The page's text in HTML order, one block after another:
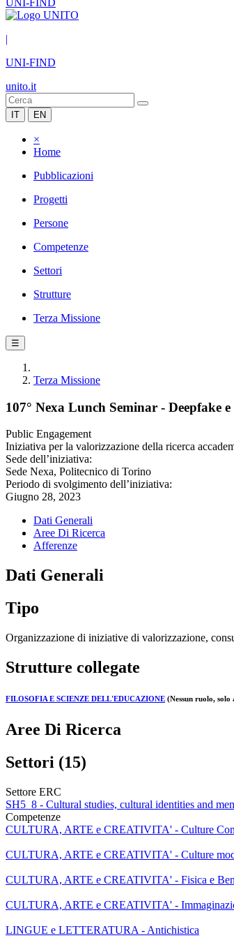
UNI-FIND
|
UNI-FIND
unito.it
IT EN
×
Home
Pubblicazioni
Progetti
Persone
Competenze
Settori
Strutture
Terza Missione
☰
Terza Missione
107° Nexa Lunch Seminar - Deepfake
Public Engagement
Iniziativa per la valorizzazione della ricerca
Sede dell’iniziativa:
Sede Nexa, Politecnico di Torino
Periodo di svolgimento dell’iniziativa:
Giugno 28, 2023
Dati Generali
Aree Di Ricerca
Afferenze
Dati Generali
Tipo
Organizzazione di iniziative di valorizzazione,
Strutture collegate
FILOSOFIA E SCIENZE DELL'EDUCAZIONE (Nessun ruolo, solo
Aree Di Ricerca
Settori (15)
Settore ERC
SH5_8 - Cultural studies, cultural identities and
Competenze
CULTURA, ARTE e CREATIVITA' - Culture
CULTURA, ARTE e CREATIVITA' - Culture
CULTURA, ARTE e CREATIVITA' - Fisica e
CULTURA, ARTE e CREATIVITA' -
LINGUE e LETTERATURA - Antichistica